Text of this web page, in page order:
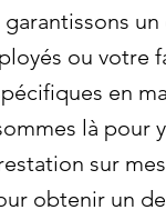
un
ou votre
en
là pour
sur
obtenir un